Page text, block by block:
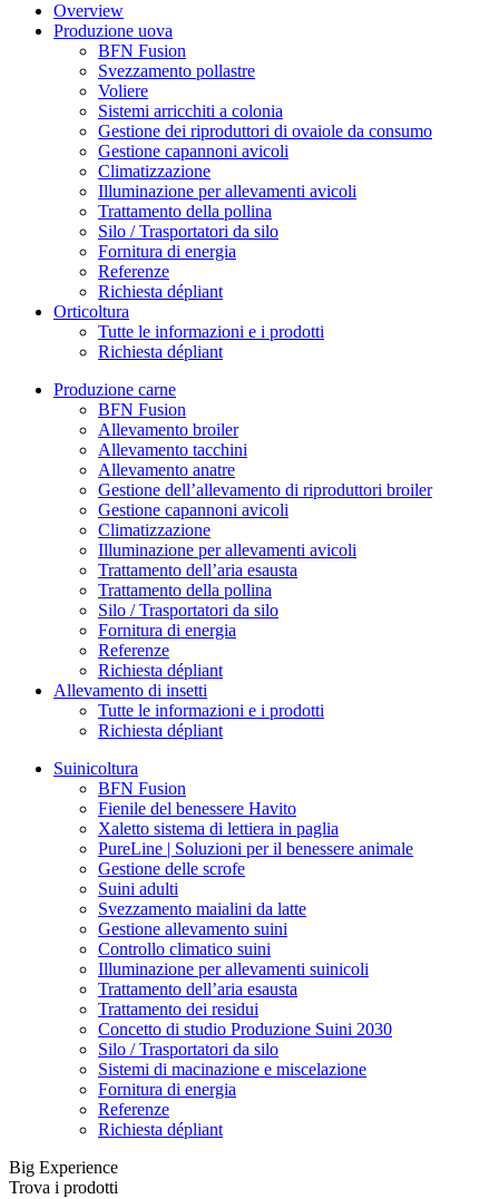
Overview
Produzione uova
BFN Fusion
Svezzamento pollastre
Voliere
Sistemi arricchiti a colonia
Gestione dei riproduttori di ovaiole da consumo
Gestione capannoni avicoli
Climatizzazione
Illuminazione per allevamenti avicoli
Trattamento della pollina
Silo / Trasportatori da silo
Fornitura di energia
Referenze
Richiesta dépliant
Orticoltura
Tutte le informazioni e i prodotti
Richiesta dépliant
Produzione carne
BFN Fusion
Allevamento broiler
Allevamento tacchini
Allevamento anatre
Gestione dell’allevamento di riproduttori broiler
Gestione capannoni avicoli
Climatizzazione
Illuminazione per allevamenti avicoli
Trattamento dell’aria esausta
Trattamento della pollina
Silo / Trasportatori da silo
Fornitura di energia
Referenze
Richiesta dépliant
Allevamento di insetti
Tutte le informazioni e i prodotti
Richiesta dépliant
Suinicoltura
BFN Fusion
Fienile del benessere Havito
Xaletto sistema di lettiera in paglia
PureLine | Soluzioni per il benessere animale
Gestione delle scrofe
Suini adulti
Svezzamento maialini da latte
Gestione allevamento suini
Controllo climatico suini
Illuminazione per allevamenti suinicoli
Trattamento dell’aria esausta
Trattamento dei residui
Concetto di studio Produzione Suini 2030
Silo / Trasportatori da silo
Sistemi di macinazione e miscelazione
Fornitura di energia
Referenze
Richiesta dépliant
Big Experience
Trova i prodotti